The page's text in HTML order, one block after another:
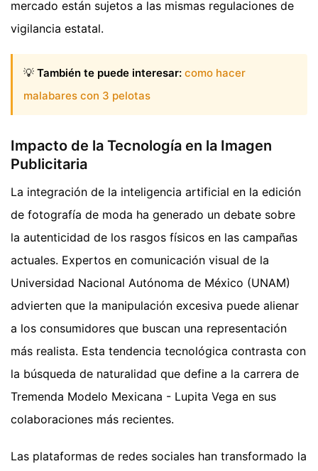
mercado están sujetos a las mismas regulaciones de
vigilancia estatal.
💡 También te puede interesar: como hacer
malabares con 3 pelotas
Impacto de la Tecnología en la Imagen
Publicitaria
La integración de la inteligencia artificial en la edición
de fotografía de moda ha generado un debate sobre
la autenticidad de los rasgos físicos en las campañas
actuales. Expertos en comunicación visual de la
Universidad Nacional Autónoma de México (UNAM)
advierten que la manipulación excesiva puede alienar
a los consumidores que buscan una representación
más realista. Esta tendencia tecnológica contrasta con
la búsqueda de naturalidad que define a la carrera de
Tremenda Modelo Mexicana - Lupita Vega en sus
colaboraciones más recientes.
Las plataformas de redes sociales han transformado la